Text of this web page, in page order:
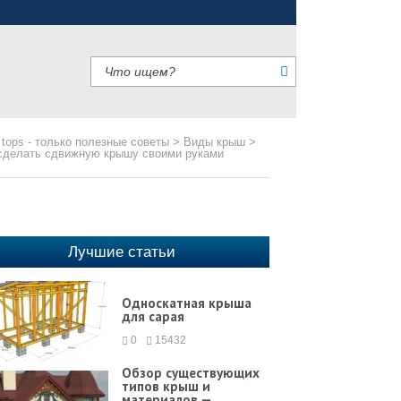
tops - только полезные советы > Виды крыш >
сдвижную крышу своими руками
Лучшие статьи
Односкатная крыша
для сарая
0 15432
Обзор существующих
типов крыш и